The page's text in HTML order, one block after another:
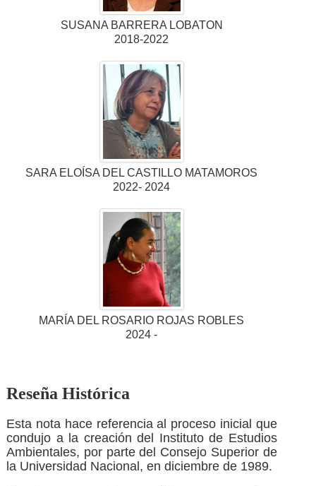
SUSANA BARRERA LOBATON
2018-2022
SARA ELOÍSA DEL CASTILLO MATAMOROS
2022- 2024
MARÍA DEL ROSARIO ROJAS ROBLES
2024 -
Reseña Histórica
Esta nota hace referencia al proceso inicial que
condujo a la creación del Instituto de Estudios
Ambientales, por parte del Consejo Superior de
la Universidad Nacional, en diciembre de 1989.